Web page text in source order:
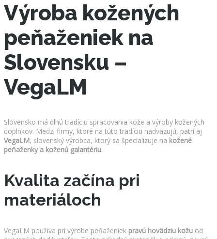
Výroba kožených
peňaženiek na
Slovensku –
VegaLM
Slovensko má dlhú tradíciu spracovania kože a výroby kožených
doplnkov. Medzi firmy, ktoré na túto tradíciu nadväzujú, patrí aj
VegaLM, slovenský výrobca, ktorý sa špecializuje na kožené
peňaženky a koženú galantériu.
Kvalita začína pri
materiáloch
VegaLM používa pri výrobe peňaženiek pravú hovädziu kožu od